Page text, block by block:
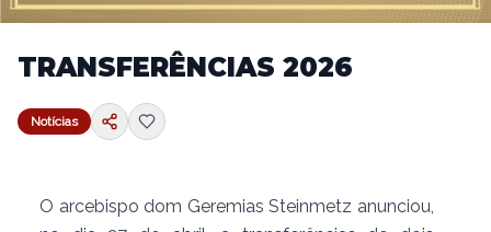
TRANSFERÊNCIAS 2026
Notícias
O arcebispo dom Geremias Steinmetz anunciou,